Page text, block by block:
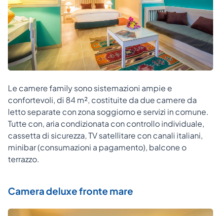
Le camere family sono sistemazioni ampie e
confortevoli, di 84 m², costituite da due camere da
letto separate con zona soggiorno e servizi in comune.
Tutte con, aria condizionata con controllo individuale,
cassetta di sicurezza, TV satellitare con canali italiani,
minibar (consumazioni a pagamento), balcone o
terrazzo.
Camera deluxe fronte mare